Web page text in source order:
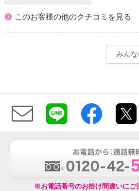
このお客様の他のクチコミを見る
みん
※お電話番号のお掛け間違いにご